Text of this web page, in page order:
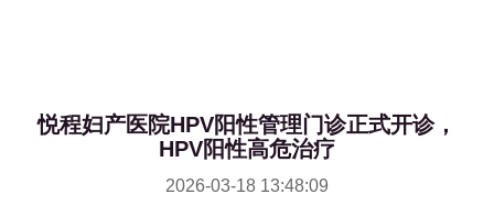
悦程妇产医院HPV阳性管理门诊正式开诊，
HPV阳性高危治疗
2026-03-18 13:48:09